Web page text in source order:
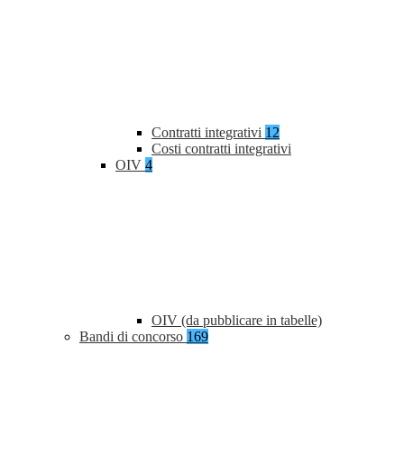
Contratti integrativi 12
Costi contratti integrativi
OIV 4
OIV (da pubblicare in tabelle)
Bandi di concorso 169